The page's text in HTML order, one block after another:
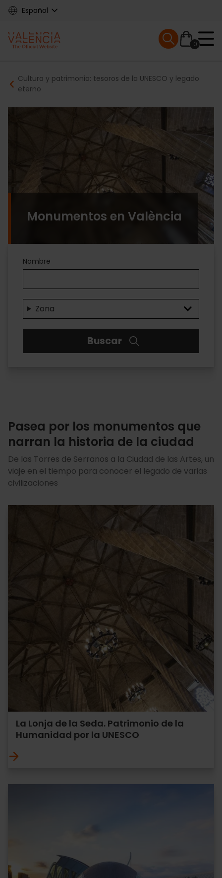
Skip
content
Español
Main
navigation
0
Mobile menu
Breadcrumb
Cultura y patrimonio: tesoros de la UNESCO y legado
eterno
Monumentos en València
Nombre
Zona
Buscar
Pasea por los monumentos que
narran la historia de la ciudad
De las Torres de Serranos a la Ciudad de las Artes, un
viaje en el tiempo para conocer el legado de varias
civilizaciones
La Lonja de la Seda. Patrimonio de la
Humanidad por la UNESCO